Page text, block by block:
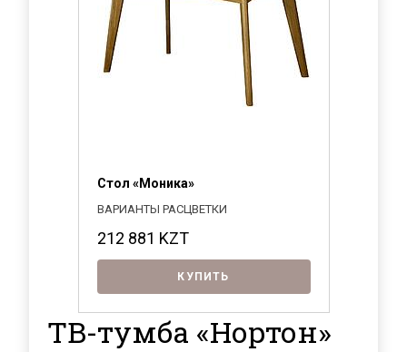
Стол «Моника»
ВАРИАНТЫ РАСЦВЕТКИ
212 881 KZT
КУПИТЬ
ТВ-тумба «Нортон»